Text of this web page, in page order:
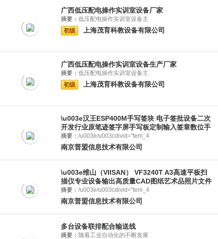
广西低压配电操作实训室设备厂家
摘要： 低压配电操作实训室设备主
初级
上海茂育科教设备有限公司
广西低压配电操作实训室设备生产厂家
摘要： 低压配电操作实训室设备主
初级
上海茂育科教设备有限公司
\u003e汉王ESP400M手写签块 电子签批设备二次
开发行业原笔迹签字屏手写板定制输入签章数位手
写屏模块\u003c
摘要： /u003e/u003cdivid="tem_4
南京普盟信息技术有限公司
\u003e维山（VIISAN） VF3240T A3高速平板扫
描仪专业设备输出高质量CAD图纸艺术品照片文件
标配 2400dpi\u003c
摘要： /u003e/u003cdivid="tem_4
南京普盟信息技术有限公司
多台设备联排配合输送线
摘要： 随着工业自动化的不断发展